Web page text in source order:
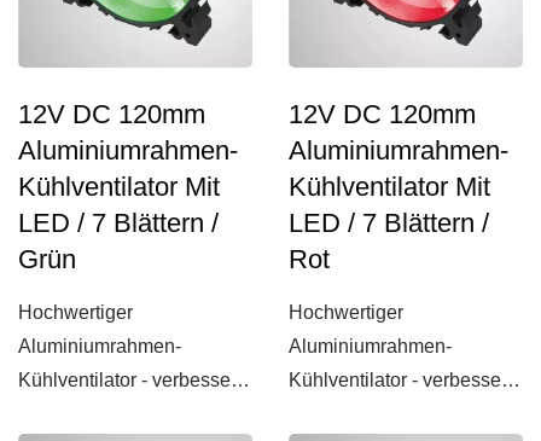
12V DC 120mm
Aluminiumrahmen-
Kühlventilator Mit
LED / 7 Blättern /
Grün
Hochwertiger
Aluminiumrahmen-
Kühlventilator - verbesserte
12V DC 120mm
Aluminiumrahmen-
Kühlventilator Mit
LED / 7 Blättern /
Rot
Hochwertiger
Aluminiumrahmen-
Kühlventilator - verbesserte